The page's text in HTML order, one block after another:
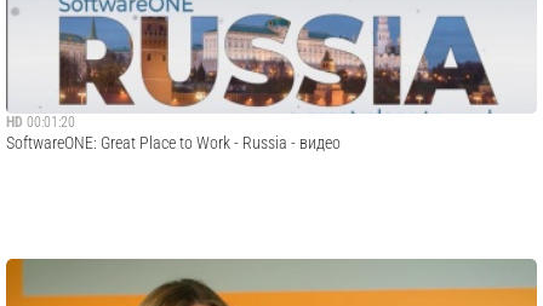
HD 00:01:20
SoftwareONE: Great Place to Work - Russia - видео